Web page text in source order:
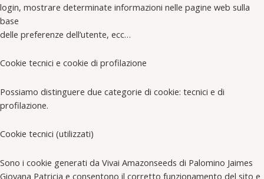
login, mostrare determinate informazioni nelle pagine web sulla
base
delle preferenze dell’utente, ecc…
Cookie tecnici e cookie di profilazione
Possiamo distinguere due categorie di cookie: tecnici e di
profilazione.
Cookie tecnici (utilizzati)
Sono i cookie generati da Vivai Amazonseeds di Palomino Jaimes
Giovana Patricia e consentono il corretto funzionamento del sito e